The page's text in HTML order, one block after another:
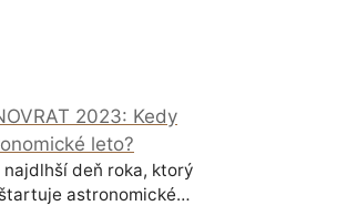
2023: Kedy
leto?
najdlhší deň roka, ktorý
astronomické…